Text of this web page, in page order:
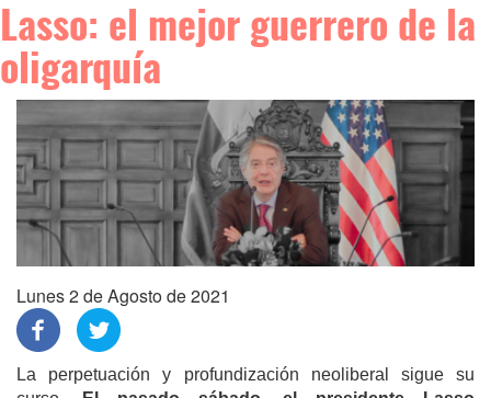
Lasso: el mejor guerrero de la
oligarquía
Lunes 2 de Agosto de 2021
La perpetuación y profundización neoliberal sigue su